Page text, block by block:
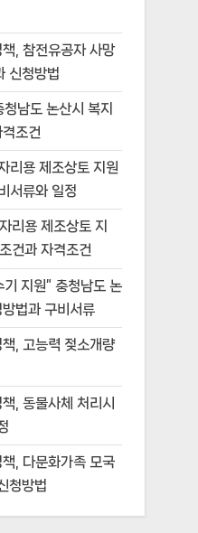
, 참전유공자 사망
신청방법
남도 논산시 복지
조건
리용 제조상토 지원
서류와 일정
리용 제조상토 지
건과 자격조건
지원” 충청남도 논
법과 구비서류
, 고능력 젖소개량
, 동물사체 처리시
, 다문화가족 모국
청방법